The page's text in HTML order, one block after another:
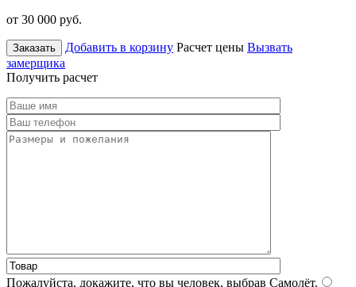
от 30 000 руб.
Заказать Добавить в корзину Расчет цены Вызвать
замерщика
Получить расчет
Пожалуйста, докажите, что вы человек, выбрав Самолёт.